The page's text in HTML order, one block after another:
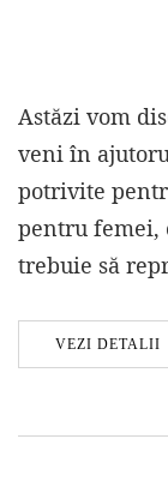
Astăzi vom
veni în
potrivite
pentru femei,
trebuie să
VEZI DETALII